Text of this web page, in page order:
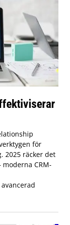
för
2025 räcker det
CRM-